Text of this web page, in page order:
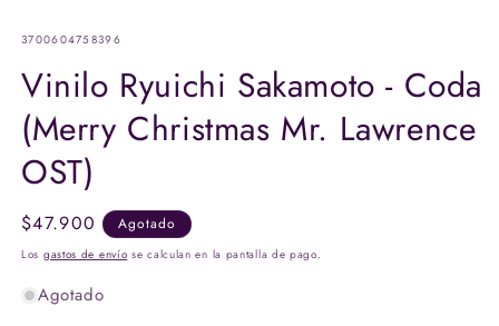
multimedia
una
ventana
modal
SKU:
3700604758396
Vinilo Ryuichi Sakamoto - Coda
(Merry Christmas Mr. Lawrence
OST)
Precio
habitual
$47.900 Agotado
Los gastos de envío se calculan en la pantalla de pago.
Agotado